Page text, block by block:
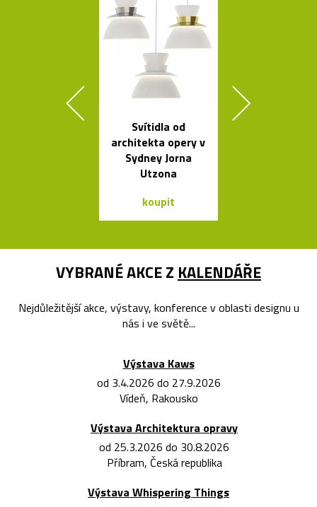
Svítidla od
architekta opery v
Sydney Jorna
Utzona
koupit
VYBRANÉ AKCE Z KALENDÁŘE
Nejdůležitější akce, výstavy, konference v oblasti designu u
nás i ve světě...
Výstava Kaws
od 3.4.2026 do 27.9.2026
Vídeň, Rakousko
Výstava Architektura opravy
od 25.3.2026 do 30.8.2026
Příbram, Česká republika
Výstava Whispering Things